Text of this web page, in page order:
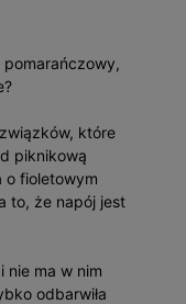
które
piknikową
o fioletowym
to, że napój jest
nie ma w nim
odbarwiła